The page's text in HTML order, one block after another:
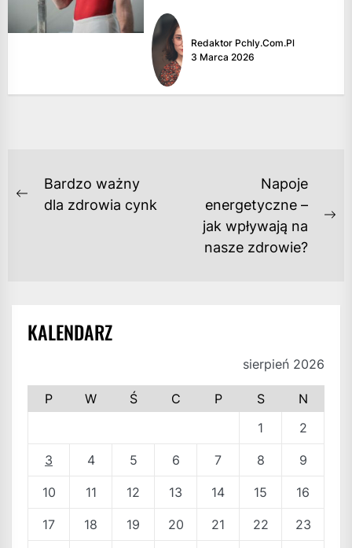
funkcjonowaniu...
Redaktor Pchly.com.pl
3 Marca 2026
NAWIGACJA
WPISU
Previous
Bardzo ważny
dla zdrowia cynk
Napoje
energetyczne –
jak wpływają na
nasze zdrowie?
KALENDARZ
sierpień 2026
P W Ś C P S
N
1
2
3 4 5 6 7 8 9
10 11 12 13 14 15 16
17 18 19 20 21 22 23